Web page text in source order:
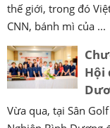
thế giới, trong đó
CNN, bánh mì của ...
Hội
Vừa qua, tại Sân